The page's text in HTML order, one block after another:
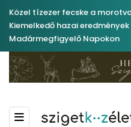
Közel tízezer fecske a
Kiemelkedő hazai
Madármegfigyelő Napokon